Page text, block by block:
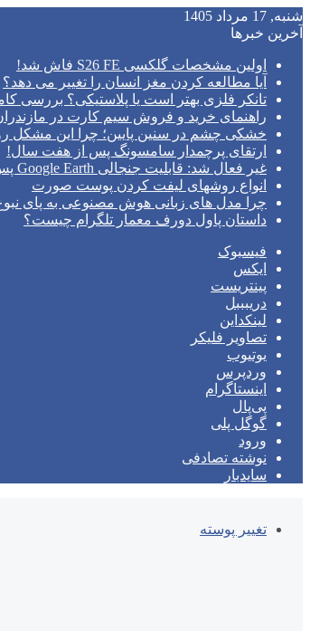
شنبه, 17 مرداد 1405
آخرین خبرها
اولین مشخصات گلکسی S26 FE فاش شد!
آیا مطالعه کردن مغز انسان را تغییر می‌ دهد؟
تانکر فلزی بهتر است یا پلاستیکی؟ بررسی
راهنمای خرید و فروش سیم کارت در
خشکی چشم در سنین پایین؛ چرا این مشکل
ارتقای پرچمدار سامسونگ پس از هفت سال!
غیر فعال شد: قابلیت جنجالی Google Earth پس از یک روز!
انواع روشهای لیفت کردن پوست صورت
چرا مدل‌ های زبانی هوش مصنوعی به پای
داستان پاول دورف معمار تلگرام چیست؟
فیسبوک
ایکس
پینتریست
دریبببل
لینکداین
تصاویر فلیکر
یوتیوب
وردپرس
اینستاگرام
پی‌پال
گوگل پلی
ورود
نوشته تصادفی
سایدبار
تغییر پوسته